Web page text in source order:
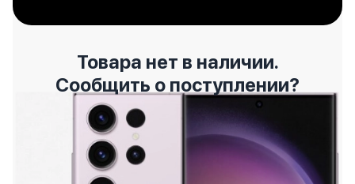
Товара нет в наличии.
Сообщить о поступлении?